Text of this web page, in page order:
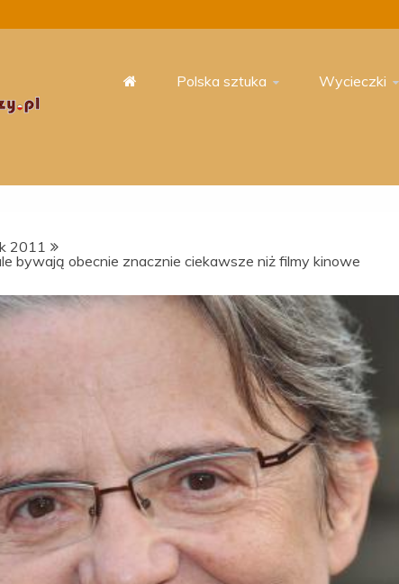
Polska sztuka Wycieczki
2011
bywają obecnie znacznie ciekawsze niż filmy kinowe